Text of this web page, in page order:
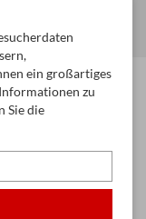
& Tonpapier
ein großartiges
zu
Sie die